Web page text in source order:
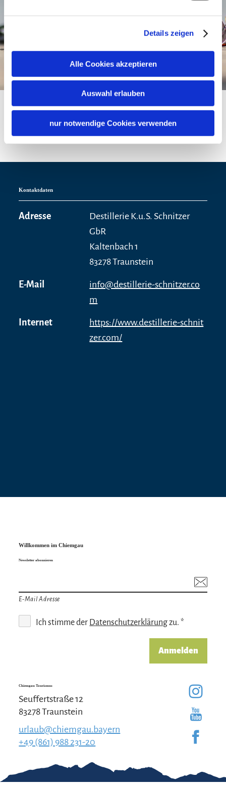
Details zeigen
Alle Cookies akzeptieren
Auswahl erlauben
nur notwendige Cookies verwenden
Kontaktdaten
Adresse
Destillerie K.u.S. Schnitzer
GbR
Kaltenbach 1
83278 Traunstein
E-Mail
info@destillerie-schnitzer.co
m
Internet
https://www.destillerie-schnit
zer.com/
Willkommen im Chiemgau
Newsletter abonnieren
E-Mail Adresse
Ich stimme der Datenschutzerklärungzu. *
Anmelden
Chiemgau Tourismus
Seuffertstraße 12
83278 Traunstein
urlaub@chiemgau.bayern
+49 (861) 988 231-20